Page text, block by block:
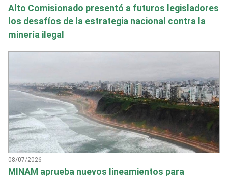
Alto Comisionado presentó a futuros legisladores
los desafíos de la estrategia nacional contra la
minería ilegal
08/07/2026
MINAM aprueba nuevos lineamientos para